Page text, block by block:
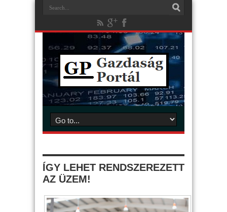
ÍGY LEHET RENDSZEREZETT
AZ ÜZEM!